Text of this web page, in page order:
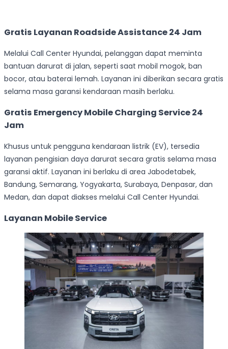
Gratis Layanan Roadside Assistance 24 Jam
Melalui Call Center Hyundai, pelanggan dapat meminta
bantuan darurat di jalan, seperti saat mobil mogok, ban
bocor, atau baterai lemah. Layanan ini diberikan secara gratis
selama masa garansi kendaraan masih berlaku.
Gratis Emergency Mobile Charging Service 24
Jam
Khusus untuk pengguna kendaraan listrik (EV), tersedia
layanan pengisian daya darurat secara gratis selama masa
garansi aktif. Layanan ini berlaku di area Jabodetabek,
Bandung, Semarang, Yogyakarta, Surabaya, Denpasar, dan
Medan, dan dapat diakses melalui Call Center Hyundai.
Layanan Mobile Service